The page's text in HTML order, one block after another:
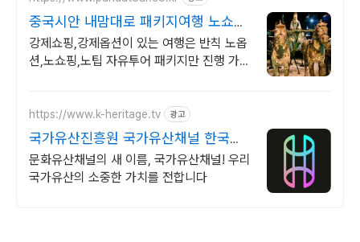
중국시안 내맘대로 패키지여행 노쇼핑,
노옵션,노팁
강제쇼핑,강제옵션이 있는 여행은 반칙 노옵
션,노쇼핑,노팁 자유투어 패키지만 진행 가이
https://www.k-heritage.tv 광고
국가유산진흥원 국가유산채널 한국의
세계유산 영상
문화유산채널의 새 이름, 국가유산채널! 우리
국가유산의 소중한 가치를 전합니다